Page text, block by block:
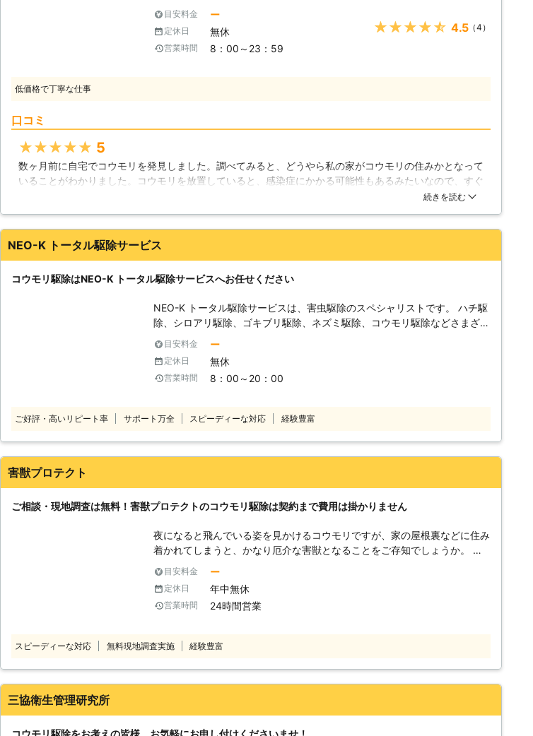
サービスを行っております。特に駆除が難しいと言われている、コウモリの
対策などについても当社であれば安全で確実性の高い環境改善を提供致して
おりますので、何なりとご相談ください。 【コウモリ駆除の注意点】 コウ
モリはとても知能が高いために駆除の難易度も比例して難しくなってしまい
モリ駆除が難しいと言われている内容は、これらの内容を総合して言われて
われております。コウモリは体格にそぐわず実に多くのエサを食しており、
およそ毎日2～3kgの蛾やハエなどを捕食しています。これは蚊に例えると
300匹～500匹相当に匹敵する量となりますので、全てが全て悪い事ばかり
ではありません。しかし害虫を退治するためにコウモリの生息を放ってお
き、住宅に大きなダメージを負ってしまったり健康状態に被害が出てしまえ
ばメリット以上のリスクになってしまうと言えるでしょう。
目安料金 ー
定休日 無休
営業時間 8：00～23：59
★★★★★ 4.5（4）
低価格で丁寧な仕事
口コミ
★★★★★ 5
数ヶ月前に自宅でコウモリを発見しました。調べてみると、どうやら私の家がコウモリの住みかとなって
いることがわかりました。コウモリを放置していると、感染症にかかる可能性もあるみたいなので、すぐ
に駆除をしてもらうことにしました。ちなみに依頼をした業者は業者です。対応もすごく早かったです
兵庫県 尼崎市 2016年10月31日
続きを読む
NEO-K トータル駆除サービス
コウモリ駆除はNEO-K トータル駆除サービスへお任せください
NEO-K トータル駆除サービスは、害虫駆除のスペシャリストです。 ハチ駆
除、シロアリ駆除、ゴキブリ駆除、ネズミ駆除、コウモリ駆除などさまざま
な害虫にお困りのお客様の味方です。 【コウモリ駆除】 こんなときは、
NEO-K トータル駆除サービスへお任せください。 ・屋根裏にコウモリが住
み着いてしまったとき。 ・倉庫にコウモリが住み着いてしまったとき。 ・
換気口にコウモリが住み着いてしまったとき。 ・軒下に落ちてくるコウモ
な害虫駆除のプロがしっかりと駆除いたします。 お客様の安心な日常生活
を取り戻します。 コウモリにお困りのときは、NEO-K トータル駆除サービ
スへご連絡ください。
目安料金 ー
定休日 無休
営業時間 8：00～20：00
ご好評・高いリピート率 サポート万全 スピーディーな対応 経験豊富
害獣プロテクト
ご相談・現地調査は無料！害獣プロテクトのコウモリ駆除は契約まで費用は掛かりません
夜になると飛んでいる姿を見かけるコウモリですが、家の屋根裏などに住み
着かれてしまうと、かなり厄介な害獣となることをご存知でしょうか。 コ
ウモリの被害で一番深刻なのが、糞や尿による被害です。コウモリは一日に
排泄する糞や尿の量が多く、少しの期間住み着かれただけでも悪臭や天井の
建材の劣化を引き起こします。 しかも、コウモリの糞には多くの雑菌が含
まれているため、さまざまな感染症を引き起こす可能性があるのです。 早
しかし、ご自身での駆除はコウモリの出入り口を塞いでいないなど、といっ
たミスがあると再発する可能性が高くなってしまいます。 駆除したと思い
込んで放置してしまい、いつの間にか状況が悪化していた……なんて事も考
えられるのです。 そのため、コウモリの気配を感じたらすぐに専門業者で
全て駆除したうえで、出入り口となる箇所を全て封鎖。コウモリの嫌がる薬
剤を散布するなどしてコウモリの再来を防ぎます。 確実にコウモリを駆除
目安料金 ー
定休日 年中無休
営業時間 24時間営業
スピーディーな対応 無料現地調査実施 経験豊富
三協衛生管理研究所
コウモリ駆除をお考えの皆様、お気軽にお申し付けくださいませ！